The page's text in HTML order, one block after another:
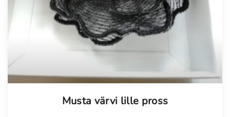
Musta värvi lille pross